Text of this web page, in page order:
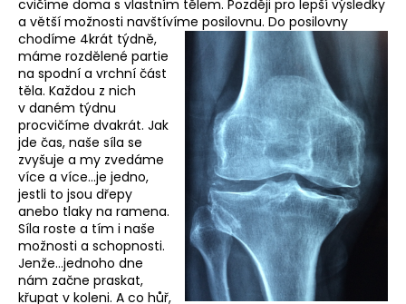
cvičíme doma s vlastním tělem. Později pro lepší výsledky
a větší možnosti navštívíme posilovnu. Do posilovny
chodíme 4krát týdně,
máme rozdělené partie
na spodní a vrchní část
těla. Každou z nich
v daném týdnu
procvičíme dvakrát. Jak
jde čas, naše síla se
zvyšuje a my zvedáme
více a více…je jedno,
jestli to jsou dřepy
anebo tlaky na ramena.
Síla roste a tím i naše
možnosti a schopnosti.
Jenže…jednoho dne
nám začne praskat,
křupat v koleni. A co hůř,
HLEDAT
D
o
p
o
r
u
č
u
j
e